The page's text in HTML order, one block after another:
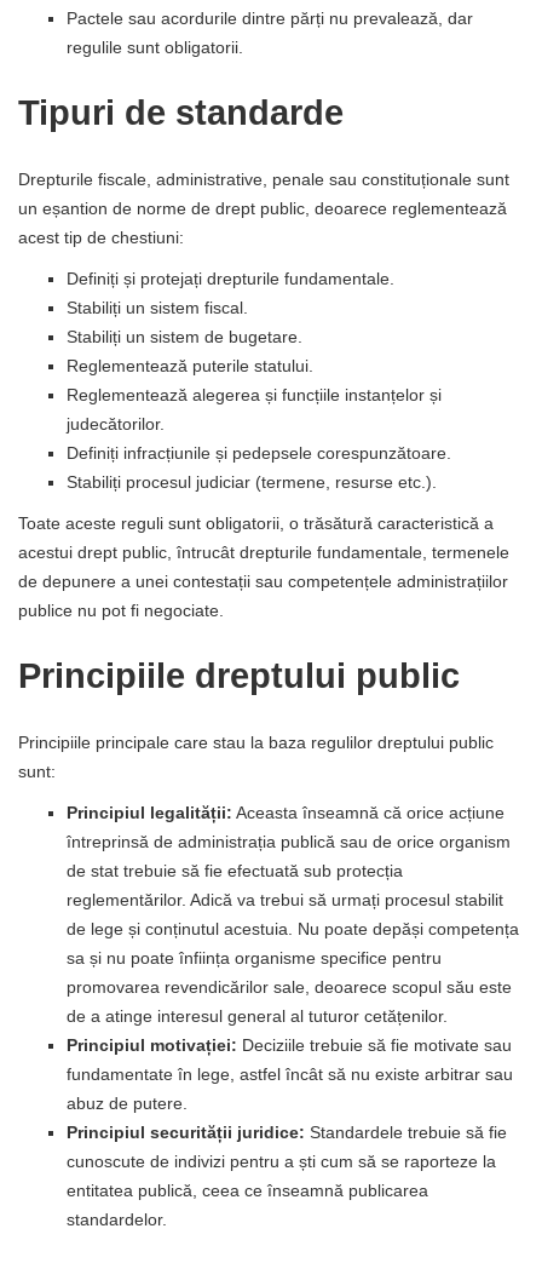
Pactele sau acordurile dintre părți nu prevalează, dar
regulile sunt obligatorii.
Tipuri de standarde
Drepturile fiscale, administrative, penale sau constituționale sunt
un eșantion de norme de drept public, deoarece reglementează
acest tip de chestiuni:
Definiți și protejați drepturile fundamentale.
Stabiliți un sistem fiscal.
Stabiliți un sistem de bugetare.
Reglementează puterile statului.
Reglementează alegerea și funcțiile instanțelor și
judecătorilor.
Definiți infracțiunile și pedepsele corespunzătoare.
Stabiliți procesul judiciar (termene, resurse etc.).
Toate aceste reguli sunt obligatorii, o trăsătură caracteristică a
acestui drept public, întrucât drepturile fundamentale, termenele
de depunere a unei contestații sau competențele administrațiilor
publice nu pot fi negociate.
Principiile dreptului public
Principiile principale care stau la baza regulilor dreptului public
sunt:
Principiul legalității: Aceasta înseamnă că orice acțiune
întreprinsă de administrația publică sau de orice organism
de stat trebuie să fie efectuată sub protecția
reglementărilor. Adică va trebui să urmați procesul stabilit
de lege și conținutul acestuia. Nu poate depăși competența
sa și nu poate înființa organisme specifice pentru
promovarea revendicărilor sale, deoarece scopul său este
de a atinge interesul general al tuturor cetățenilor.
Principiul motivației: Deciziile trebuie să fie motivate sau
fundamentate în lege, astfel încât să nu existe arbitrar sau
abuz de putere.
Principiul securității juridice: Standardele trebuie să fie
cunoscute de indivizi pentru a ști cum să se raporteze la
entitatea publică, ceea ce înseamnă publicarea
standardelor.